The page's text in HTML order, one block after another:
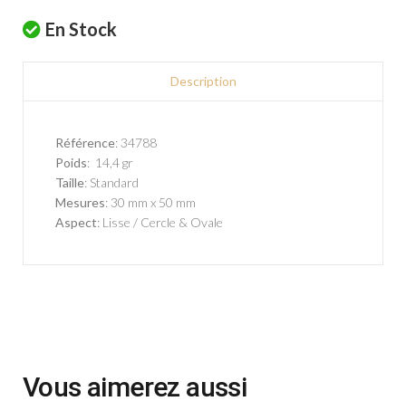
En Stock
Description
Référence: 34788
Poids: 14,4 gr
Taille: Standard
Mesures: 30 mm x 50 mm
Aspect: Lisse / Cercle & Ovale
Vous aimerez aussi